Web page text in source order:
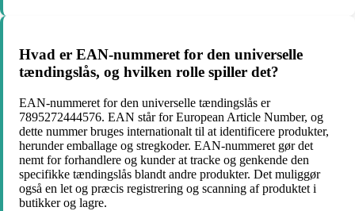
Hvad er EAN-nummeret for den universelle
tændingslås, og hvilken rolle spiller det?
EAN-nummeret for den universelle tændingslås er
7895272444576. EAN står for European Article Number, og
dette nummer bruges internationalt til at identificere produkter,
herunder emballage og stregkoder. EAN-nummeret gør det
nemt for forhandlere og kunder at tracke og genkende den
specifikke tændingslås blandt andre produkter. Det muliggør
også en let og præcis registrering og scanning af produktet i
butikker og lagre.